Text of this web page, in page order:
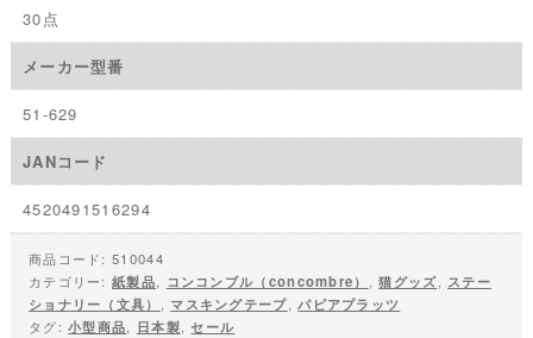
30点
メーカー型番
51-629
JANコード
4520491516294
商品コード:510044
カテゴリー:紙製品, コンコンブル（concombre） ,猫グッズ, ステー
ショナリー（文具） , マスキングテープ,パピアプラッツ
タグ:小型商品, 日本製,セール